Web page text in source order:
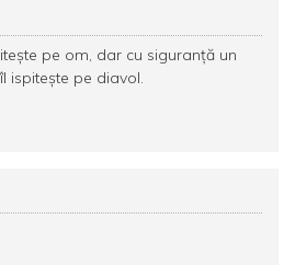
pe om, dar cu siguranţă un
ispiteşte pe diavol.